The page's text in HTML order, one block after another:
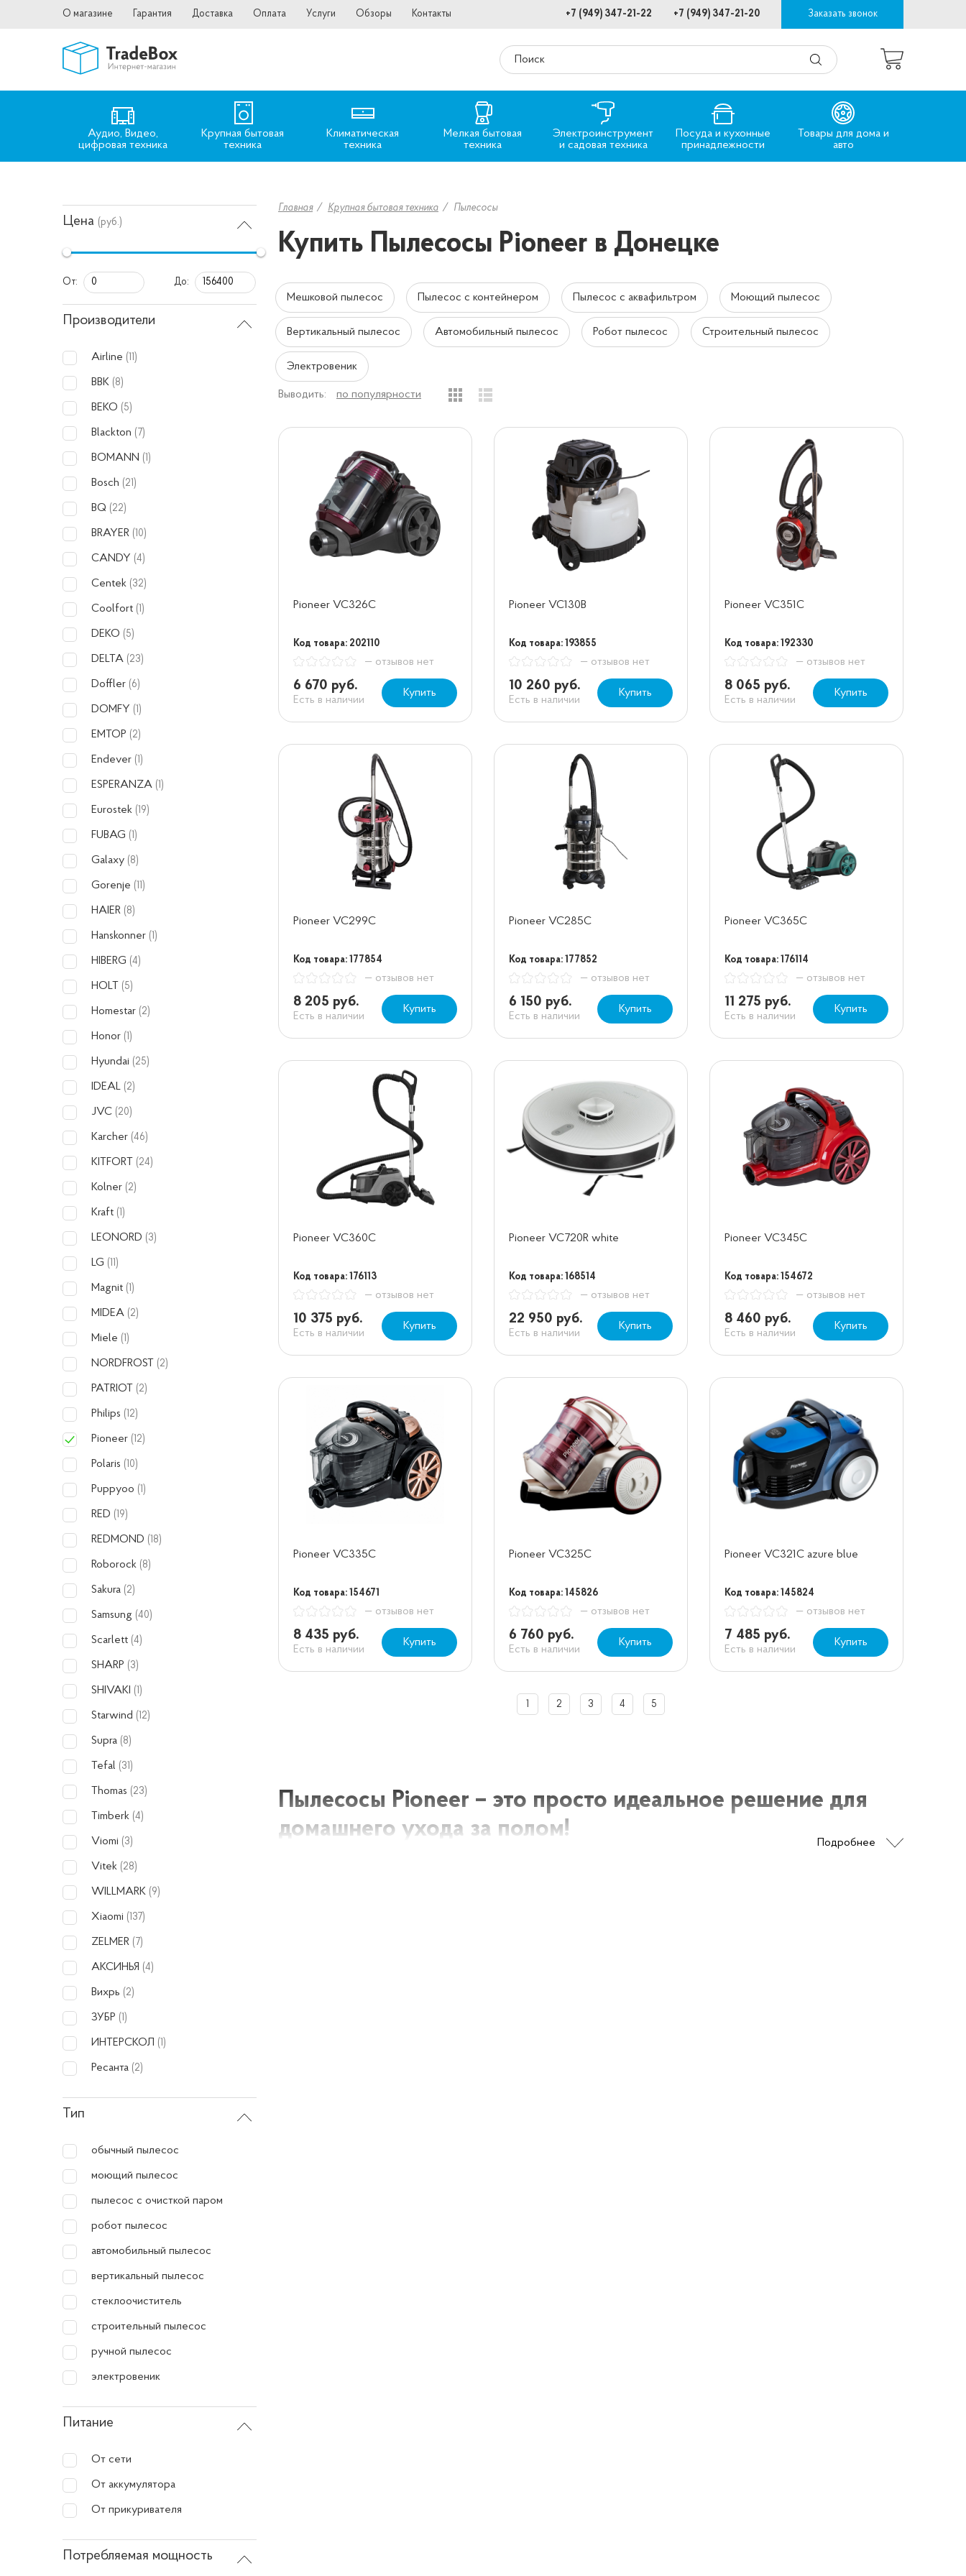
О магазине Гарантия Доставка Оплата Услуги Обзоры Контакты Заказать звонок
+7 (949) 347-21-20
+7 (949) 347-21-22
Аудио, Видео,
цифровая техника
Крупная бытовая
техника
Климатическая
техника
Мелкая бытовая
техника
Электроинструмент
и садовая техника
Посуда и кухонные
принадлежности
Товары для дома и
авто
Цена (руб.)
От: До:
Производители
Airline (11)
BBK (8)
BEKO (5)
Blackton (7)
BOMANN (1)
Bosch (21)
BQ (22)
BRAYER (10)
CANDY (4)
Centek (32)
Coolfort (1)
DEKO (5)
DELTA (23)
Doffler (6)
DOMFY (1)
EMTOP (2)
Endever (1)
ESPERANZA (1)
Eurostek (19)
FUBAG (1)
Galaxy (8)
Gorenje (11)
HAIER (8)
Hanskonner (1)
HIBERG (4)
HOLT (5)
Homestar (2)
Honor (1)
Hyundai (25)
IDEAL (2)
JVC (20)
Karcher (46)
KITFORT (24)
Kolner (2)
Kraft (1)
LEONORD (3)
LG (11)
Magnit (1)
MIDEA (2)
Miele (1)
NORDFROST (2)
PATRIOT (2)
Philips (12)
Pioneer (12)
Polaris (10)
Puppyoo (1)
RED (19)
REDMOND (18)
Roborock (8)
Sakura (2)
Samsung (40)
Scarlett (4)
SHARP (3)
SHIVAKI (1)
Starwind (12)
Supra (8)
Tefal (31)
Thomas (23)
Timberk (4)
Viomi (3)
Vitek (28)
WILLMARK (9)
Xiaomi (137)
ZELMER (7)
АКСИНЬЯ (4)
Вихрь (2)
ЗУБР (1)
ИНТЕРСКОЛ (1)
Ресанта (2)
Тип
обычный пылесос
моющий пылесос
пылесос с очисткой паром
робот пылесос
автомобильный пылесос
вертикальный пылесос
стеклоочиститель
строительный пылесос
ручной пылесос
электровеник
Питание
От сети
От аккумулятора
От прикуривателя
Потребляемая мощность
Главная Крупная бытовая техника Пылесосы
Купить Пылесосы Pioneer в Донецке
Мешковой пылесос Пылесос с контейнером Пылесос с аквафильтром Моющий пылесос
Вертикальный пылесос Автомобильный пылесос Робот пылесос Строительный пылесос
Электровеник
Выводить: по популярности
Pioneer VC326C
Код товара: 202110
— отзывов нет
6 670 руб.
Есть в наличии
Купить
Pioneer VC130B
Код товара: 193855
— отзывов нет
10 260 руб.
Есть в наличии
Купить
Pioneer VC351C
Код товара: 192330
— отзывов нет
8 065 руб.
Есть в наличии
Купить
Pioneer VC299C
Код товара: 177854
— отзывов нет
8 205 руб.
Есть в наличии
Купить
Pioneer VC285C
Код товара: 177852
— отзывов нет
6 150 руб.
Есть в наличии
Купить
Pioneer VC365C
Код товара: 176114
— отзывов нет
11 275 руб.
Есть в наличии
Купить
Pioneer VC360C
Код товара: 176113
— отзывов нет
10 375 руб.
Есть в наличии
Купить
Pioneer VC720R white
Код товара: 168514
— отзывов нет
22 950 руб.
Есть в наличии
Купить
Pioneer VC345C
Код товара: 154672
— отзывов нет
8 460 руб.
Есть в наличии
Купить
Pioneer VC335C
Код товара: 154671
— отзывов нет
8 435 руб.
Есть в наличии
Купить
Pioneer VC325C
Код товара: 145826
— отзывов нет
6 760 руб.
Есть в наличии
Купить
Pioneer VC321C azure blue
Код товара: 145824
— отзывов нет
7 485 руб.
Есть в наличии
Купить
2 3 4 5
Подробнее
Пылесосы Pioneer – это просто идеальное решение для
домашнего ухода за полом!